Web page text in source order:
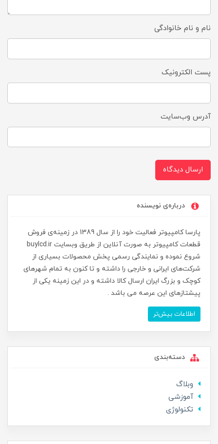
نام و نام خانوادگی
پست الکترونیک
آدرس وب‌سایت
ارسال دیدگاه
درباره‌ی نویسنده
پارسا کامپیوتر فعالیت خود را از سال 1389 در زمینه‌ی فروش
قطعات کامپیوتر به صورت آنلاین از طریق وبسایت buylcd.ir
شروع نموده و نمایندگی رسمی پخش محصولات بسیاری از
شرکت‌های ایرانی و خارجی را داشته و تا کنون به تمام شهرهای
کوچک و بزرگ ایران ارسال کالا داشته و در این زمینه یکی از
پیشتازهای این عرصه می باشد .
اطلاعات بیش‌تر
دسته‌بندی
وبلاگ
آموزشی
تکنولوژی